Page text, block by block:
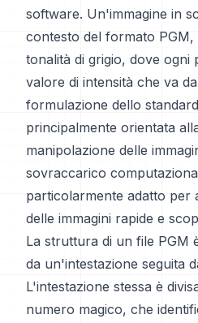
software. Un'immagine in
contesto del formato PGM,
tonalità di grigio, dove ogni
valore di intensità che va
formulazione dello
principalmente orientata
manipolazione delle
sovraccarico
particolarmente adatto per
delle immagini rapide e
La struttura di un file PGM
da un'intestazione seguita
L'intestazione stessa è
numero magico, che